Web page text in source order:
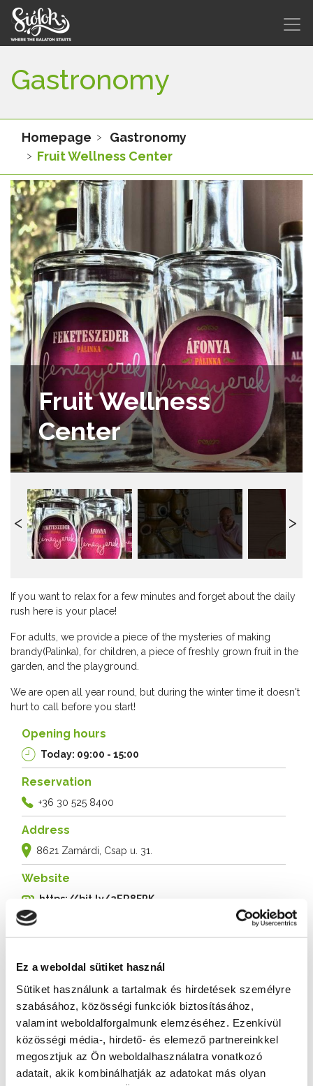
Ez a weboldal sütiket használ
Sütiket használunk a tartalmak és hirdetések személyre
szabásához, közösségi funkciók biztosításához,
valamint weboldalforgalmunk elemzéséhez. Ezenkívül
közösségi média-, hirdető- és elemező partnereinkkel
megosztjuk az Ön weboldalhasználatra vonatkozó
adatait, akik kombinálhatják az adatokat más olyan
Gastronomy
Homepage
Gastronomy
Fruit Wellness Center
Fruit Wellness
Center
If you want to relax for a few minutes and forget about the daily
rush here is your place!
For adults, we provide a piece of the mysteries of making
brandy(Palinka), for children, a piece of freshly grown fruit in the
garden, and the playground.
We are open all year round, but during the winter time it doesn't
hurt to call before you start!
Opening hours
Today: 09:00 - 15:00
Reservation
+36 30 525 8400
Address
8621 Zamárdi, Csap u. 31.
Website
https://bit.ly/2ER8FPK
Further restaurants